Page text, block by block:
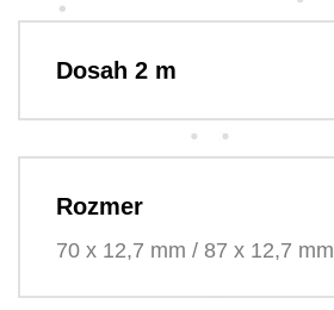
Dosah 2 m
Rozmer
70 x 12,7 mm / 87 x 12,7 mm